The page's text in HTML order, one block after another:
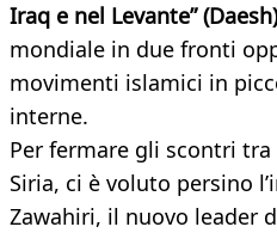
Iraq e nel Levante” (Daesh)
mondiale in due fronti
movimenti islamici in
interne.
Per fermare gli scontri
Siria, ci è voluto persino
Zawahiri, il nuovo leader